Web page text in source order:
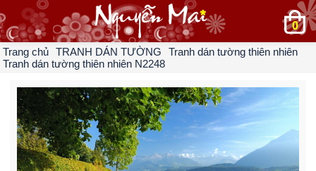
0
Trang chủ TRANH DÁN TƯỜNG
Tranh dán tường thiên nhiên
Tranh dán tường thiên nhiên N2248